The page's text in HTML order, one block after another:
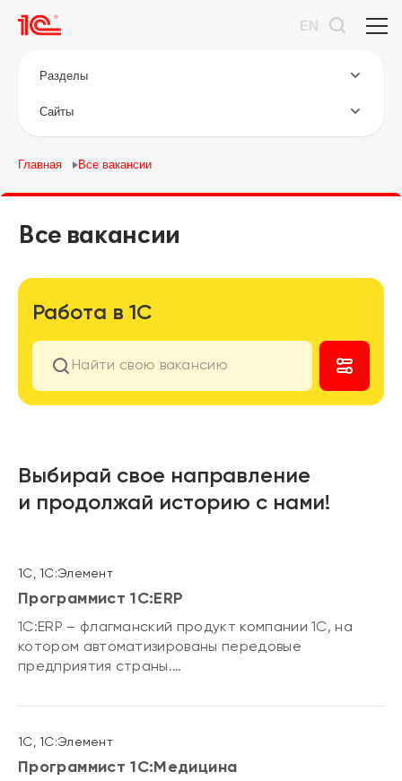
EN
Разделы
Cайты
Главная Все вакансии
Все вакансии
Работа в 1С
Выбирай свое направление
и продолжай историю с нами!
1С, 1С:Элемент
Программист 1С:ERP
1С:ERP – флагманский продукт компании 1С, на
котором автоматизированы передовые
предприятия страны.
разрабатывающий самый мощный продукт в
с передовыми технологиями и изучить лучшие
практики. Принять участие в перспективных и
1С, 1С:Элемент
Программист 1С:Медицина